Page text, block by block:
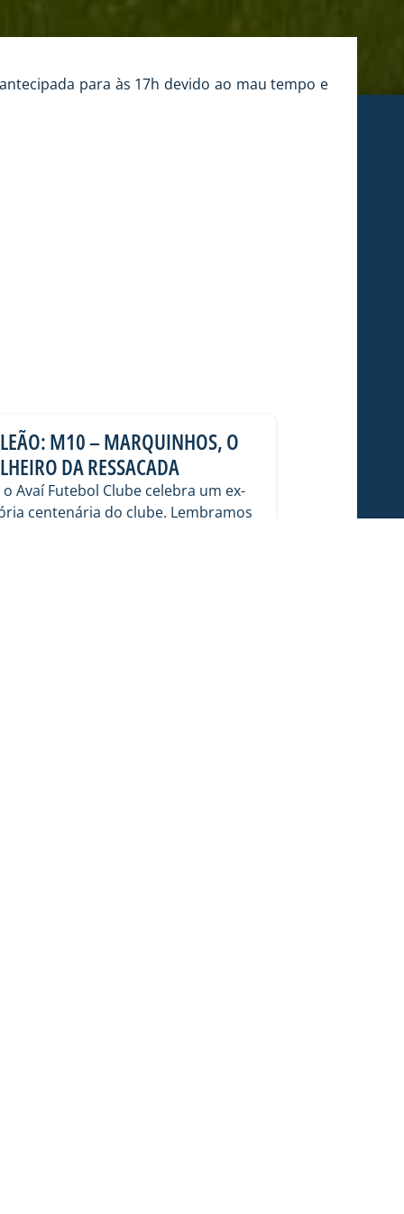
para às 17h devido ao mau tempo e
M10 – MARQUINHOS, O
DA RESSACADA
Avaí Futebol Clube celebra um ex-
centenária do clube. Lembramos